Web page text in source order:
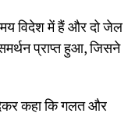
विदेश में हैं और दो जेल
प्राप्त हुआ, जिसने
कहा कि गलत और